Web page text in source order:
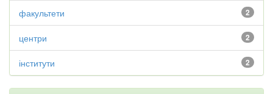
2
факультети
2
центри
2
інститути